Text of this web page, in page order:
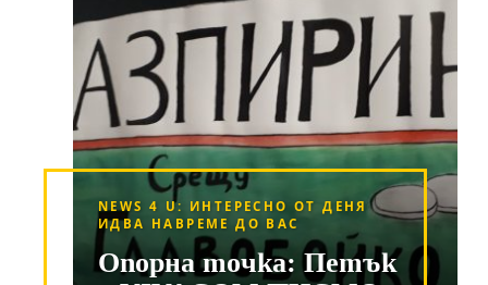
NEWS 4 U: ИНТЕРЕСНО ОТ ДЕНЯ
ИДВА НАВРЕМЕ ДО ВАС
Опорна точка: Петък